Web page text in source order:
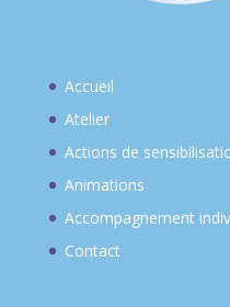
Accueil
Atelier
Actions de
Animations
Accompagnement
Contact